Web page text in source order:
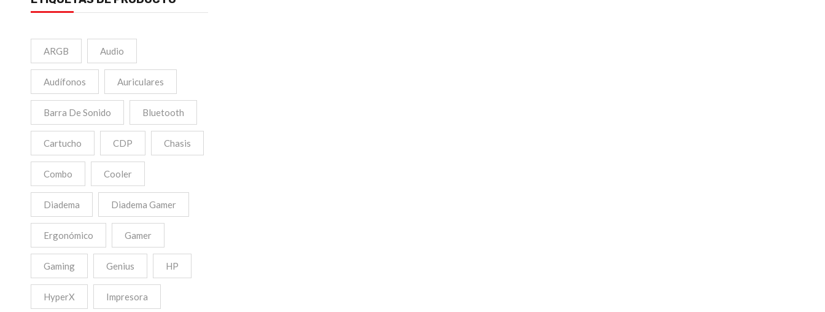
ARGB Audio
Audífonos Auriculares
Barra De Sonido Bluetooth
Cartucho CDP Chasis
Combo Cooler
Diadema Diadema Gamer
Ergonómico Gamer
Gaming Genius HP
HyperX Impresora